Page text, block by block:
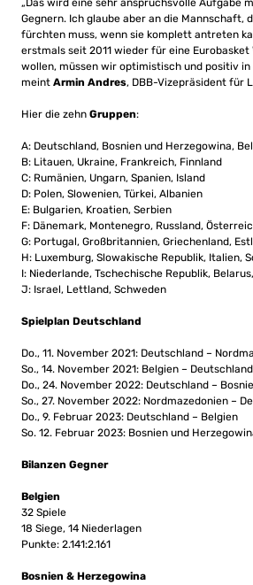
„Das wird eine sehr anspruchsvolle Aufgabe
Gegnern. Ich glaube aber an die Mannschaft,
fürchten muss, wenn sie komplett antreten
erstmals seit 2011 wieder für eine Eurobasket
wollen, müssen wir optimistisch und positiv in
meint Armin Andres, DBB-Vizepräsident für
Hier die zehn Gruppen:
A: Deutschland, Bosnien und Herzegowina,
B: Litauen, Ukraine, Frankreich, Finnland
C: Rumänien, Ungarn, Spanien, Island
D: Polen, Slowenien, Türkei, Albanien
E: Bulgarien, Kroatien, Serbien
F: Dänemark, Montenegro, Russland,
G: Portugal, Großbritannien, Griechenland,
H: Luxemburg, Slowakische Republik, Italien,
I: Niederlande, Tschechische Republik,
J: Israel, Lettland, Schweden
Spielplan Deutschland
Do., 11. November 2021: Deutschland –
So., 14. November 2021: Belgien – Deutschland
Do., 24. November 2022: Deutschland –
So., 27. November 2022: Nordmazedonien –
Do., 9. Februar 2023: Deutschland – Belgien
So. 12. Februar 2023: Bosnien und
Bilanzen Gegner
Belgien
32 Spiele
18 Siege, 14 Niederlagen
Punkte: 2.141:2.161
Bosnien & Herzegowina